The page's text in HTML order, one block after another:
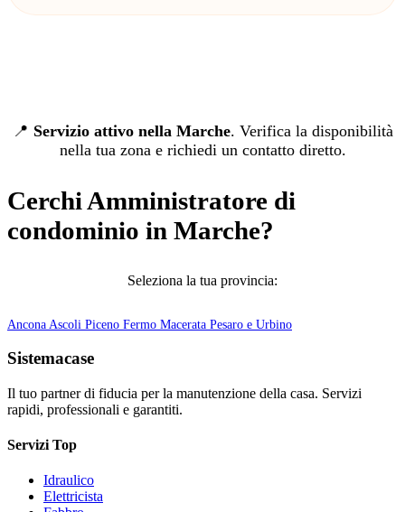
📍 Servizio attivo nella Marche. Verifica la disponibilità
nella tua zona e richiedi un contatto diretto.
Cerchi Amministratore di
condominio in Marche?
Seleziona la tua provincia:
Ancona Ascoli Piceno Fermo Macerata Pesaro e Urbino
Sistemacase
Il tuo partner di fiducia per la manutenzione della casa. Servizi
rapidi, professionali e garantiti.
Servizi Top
Idraulico
Elettricista